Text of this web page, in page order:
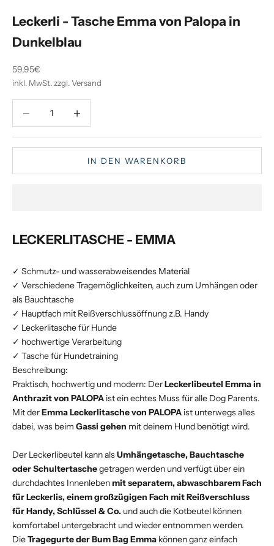
Leckerli - Tasche Emma von Palopa in
Dunkelblau
Angebot
59,95€
inkl. MwSt. zzgl. Versand
IN DEN WARENKORB
LECKERLITASCHE - EMMA
✓ Schmutz- und wasserabweisendes Material
✓ Verschiedene Tragemöglichkeiten, auch zum Umhängen oder
als Bauchtasche
✓ Hauptfach mit Reißverschlussöffnung z.B. Handy
✓ Leckerlitasche für Hunde
✓ hochwertige Verarbeitung
✓ Tasche für Hundetraining
Beschreibung:
Praktisch, hochwertig und modern: DerLeckerlibeutel Emma in
Anthrazit von PALOPA ist ein echtes Muss für alle Dog Parents.
Mit derEmma Leckerlitasche von PALOPA ist unterwegs alles
dabei, was beim Gassi gehen mit deinem Hund benötigt wird.
Der Leckerlibeutel kann alsUmhängetasche, Bauchtasche
oder Schultertaschegetragen werden und verfügt über ein
durchdachtes Innenlebenmit separatem, abwaschbarem Fach
für Leckerlis, einem großzügigen Fach mit Reißverschluss
für Handy, Schlüssel & Co. und auch die Kotbeutel können
komfortabel untergebracht und wieder entnommen werden.
DieTragegurte der Bum Bag Emma können ganz einfach